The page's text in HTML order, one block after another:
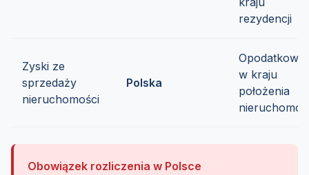
rezydencji
Zyski ze
sprzedaży
nieruchomości
Polska
w kraju
położenia
Obowiązek rozliczenia w Polsce